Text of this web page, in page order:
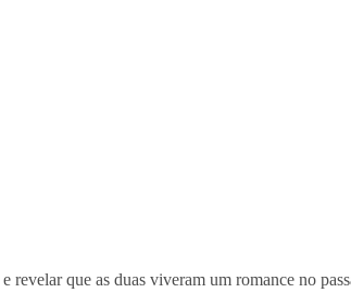
e revelar que as duas viveram um romance no